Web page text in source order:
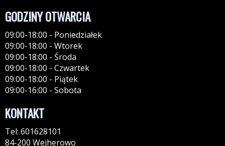
GODZINY OTWARCIA
09:00-18:00 - Poniedziałek
09:00-18:00 - Wtorek
09:00-18:00 - Środa
09:00-18:00 - Czwartek
09:00-18:00 - Piątek
09:00-16:00 - Sobota
KONTAKT
Tel: 601628101
84-200 Wejherowo